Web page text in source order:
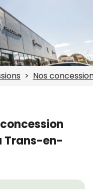
Nos
Trans-en-